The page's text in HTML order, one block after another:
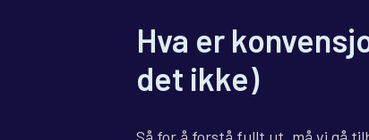
Hva er
det ikke)